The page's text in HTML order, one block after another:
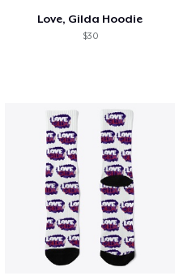
Love, Gilda Hoodie
$30